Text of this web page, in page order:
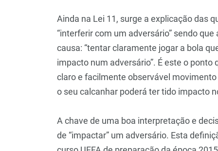
Ainda na Lei 11, surge a explicação das
“interferir com um adversário” sendo
causa: “tentar claramente jogar a bola
impacto num adversário”. É este o
claro e facilmente observável
o seu calcanhar poderá ter tido impacto
A chave de uma boa interpretação e
de “impactar” um adversário. Esta